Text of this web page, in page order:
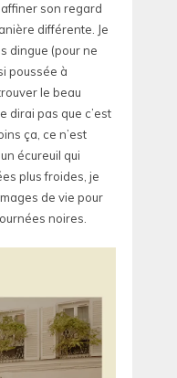
son regard
différente. Je
dingue (pour ne
poussée à
le beau
dirai pas que c’est
ça, ce n’est
écureuil qui
plus froides, je
de vie pour
noires.